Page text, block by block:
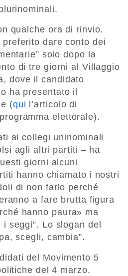
qualche ora di rinvio.
preferito dare conto dei
solo dopo la
di tre giorni al Villaggio
dove il candidato
ha presentato il
(qui l’articolo di
elettorale).
ai collegi uninominali
agli altri partiti – ha
giorni alcuni
hanno chiamato i nostri
di non farlo perché
a fare brutta figura
hanno paura» ma
seggi”. Lo slogan del
scegli, cambia”.
del Movimento 5
del 4 marzo.